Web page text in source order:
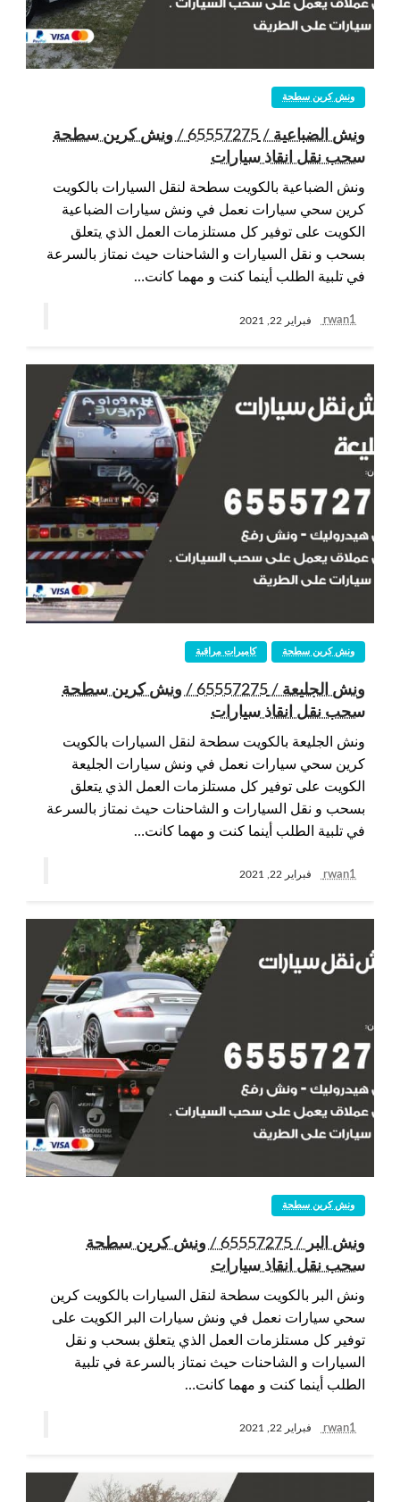
ونش كرين سطحة
ونش الضباعية / 65557275 / ونش كرين سطحة
سحب نقل انقاذ سيارات
ونش الضباعية بالكويت سطحة لنقل السيارات بالكويت
كرين سحي سيارات نعمل في ونش سيارات الضباعية
الكويت على توفير كل مستلزمات العمل الذي يتعلق
بسحب و نقل السيارات و الشاحنات حيث نمتاز بالسرعة
في تلبية الطلب أينما كنت و مهما كانت…
rwan1 فبراير 22, 2021
كاميرات مراقبة ونش كرين سطحة
ونش الجليعة / 65557275 / ونش كرين سطحة
سحب نقل انقاذ سيارات
ونش الجليعة بالكويت سطحة لنقل السيارات بالكويت
كرين سحي سيارات نعمل في ونش سيارات الجليعة
الكويت على توفير كل مستلزمات العمل الذي يتعلق
بسحب و نقل السيارات و الشاحنات حيث نمتاز بالسرعة
في تلبية الطلب أينما كنت و مهما كانت…
rwan1 فبراير 22, 2021
ونش كرين سطحة
ونش البر / 65557275 / ونش كرين سطحة
سحب نقل انقاذ سيارات
ونش البر بالكويت سطحة لنقل السيارات بالكويت كرين
سحي سيارات نعمل في ونش سيارات البر الكويت على
توفير كل مستلزمات العمل الذي يتعلق بسحب و نقل
السيارات و الشاحنات حيث نمتاز بالسرعة في تلبية
الطلب أينما كنت و مهما كانت…
rwan1 فبراير 22, 2021